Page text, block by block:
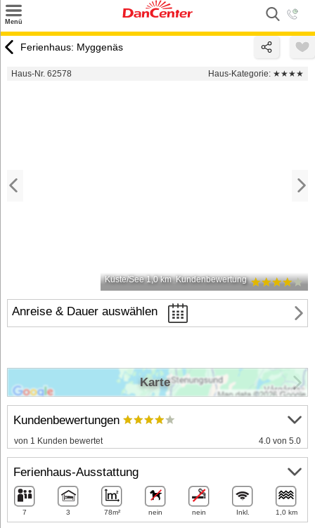
Menü
Urlaubsziele
Ferienhaus: Myggenäs
Haus-Nr. 62578 Haus-Kategorie: ★★★★
Küste/See 1,0 km Kundenbewertung
Anreise & Dauer auswählen
Kundenbewertungen
von 1 Kunden bewertet 4.0 von 5.0
Ferienhaus-Ausstattung
7 3 78m² nein nein Inkl. 1,0 km
Karte